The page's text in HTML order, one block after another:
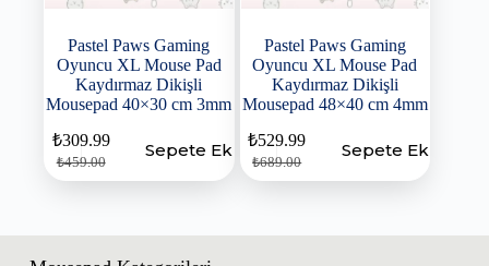
Pastel Paws Gaming
Oyuncu XL Mouse Pad
Kaydırmaz Dikişli
Mousepad 40×30 cm 3mm
₺459.00
₺309.99 Sepete Ekle
Pastel Paws Gaming
Oyuncu XL Mouse Pad
Kaydırmaz Dikişli
Mousepad 48×40 cm 4mm
₺689.00
₺529.99 Sepete Ekle